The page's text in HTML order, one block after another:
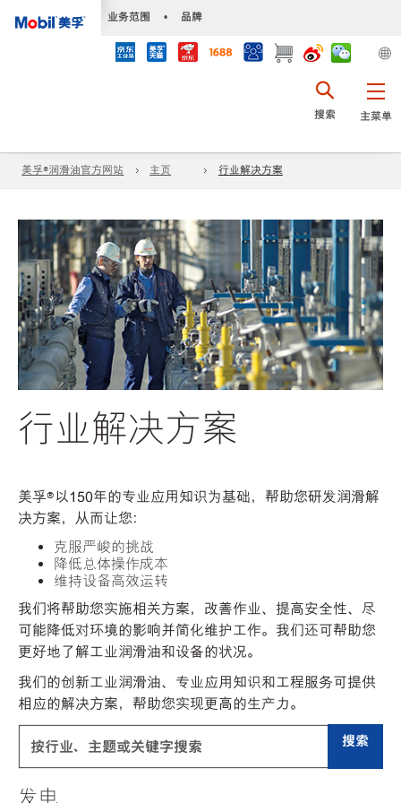
业务范围 • 品牌
主菜单
搜索
美孚®润滑油官方网站 主页 行业解决方案
行业解决方案
美孚®以150年的专业应用知识为基础，帮助您研发润滑解
决方案，从而让您：
克服严峻的挑战
降低总体操作成本
维持设备高效运转
我们将帮助您实施相关方案，改善作业、提高安全性、尽
可能降低对环境的影响并简化维护工作。我们还可帮助您
更好地了解工业润滑油和设备的状况。
我们的创新工业润滑油、专业应用知识和工程服务可提供
相应的解决方案，帮助您实现更高的生产力。
搜索
发电